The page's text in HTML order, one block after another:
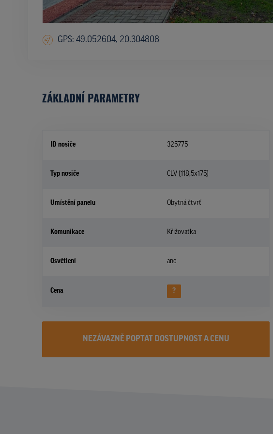
GPS: 49.052604, 20.304808
ZÁKLADNÍ PARAMETRY
ID nosiče 325775
Typ nosiče CLV (118,5x175)
Umístění panelu Obytná čtvrť
Komunikace Křižovatka
Osvětlení ano
Cena ?
NEZÁVAZNĚ POPTAT DOSTUPNOST A CENU